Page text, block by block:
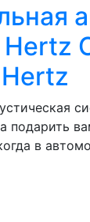
подарить
в